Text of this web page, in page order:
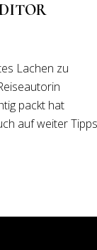
Lachen zu
packt hat
auf weiter